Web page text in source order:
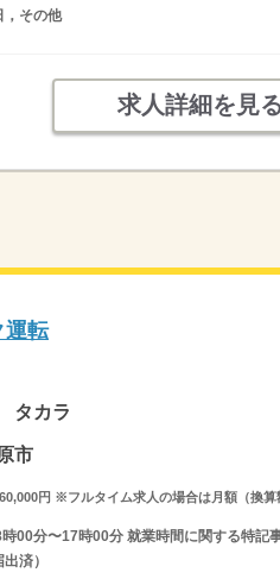
，その他
求人詳細を見る
運転
タカラ
市
円 ※フルタイム求人の場合は月額（換
00分〜17時00分 就業時間に関する特
済）